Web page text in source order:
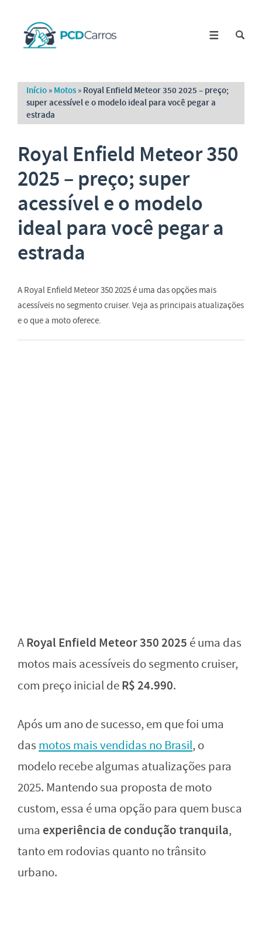
Início » Motos » Royal Enfield Meteor 350 2025 – preço;
super acessível e o modelo ideal para você pegar a
estrada
Royal Enfield Meteor 350
2025 – preço; super
acessível e o modelo
ideal para você pegar a
estrada
A Royal Enfield Meteor 350 2025 é uma das opções mais
acessíveis no segmento cruiser. Veja as principais atualizações
e o que a moto oferece.
ARoyal Enfield Meteor 350 2025 é uma das
motos mais acessíveis do segmento cruiser,
com preço inicial deR$ 24.990.
Após um ano de sucesso, em que foi uma
das motos mais vendidas no Brasil, o
modelo recebe algumas atualizações para
2025. Mantendo sua proposta de moto
custom, essa é uma opção para quem busca
uma experiência de condução tranquila,
tanto em rodovias quanto no trânsito
urbano.